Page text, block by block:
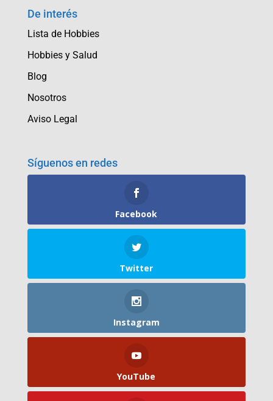
De interés
Lista de Hobbies
Hobbies y Salud
Blog
Nosotros
Aviso Legal
Síguenos en redes
Facebook
Twitter
Instagram
YouTube